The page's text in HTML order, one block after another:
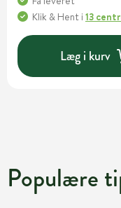
Klik & Hent i 13
Læg i kurv
Populære